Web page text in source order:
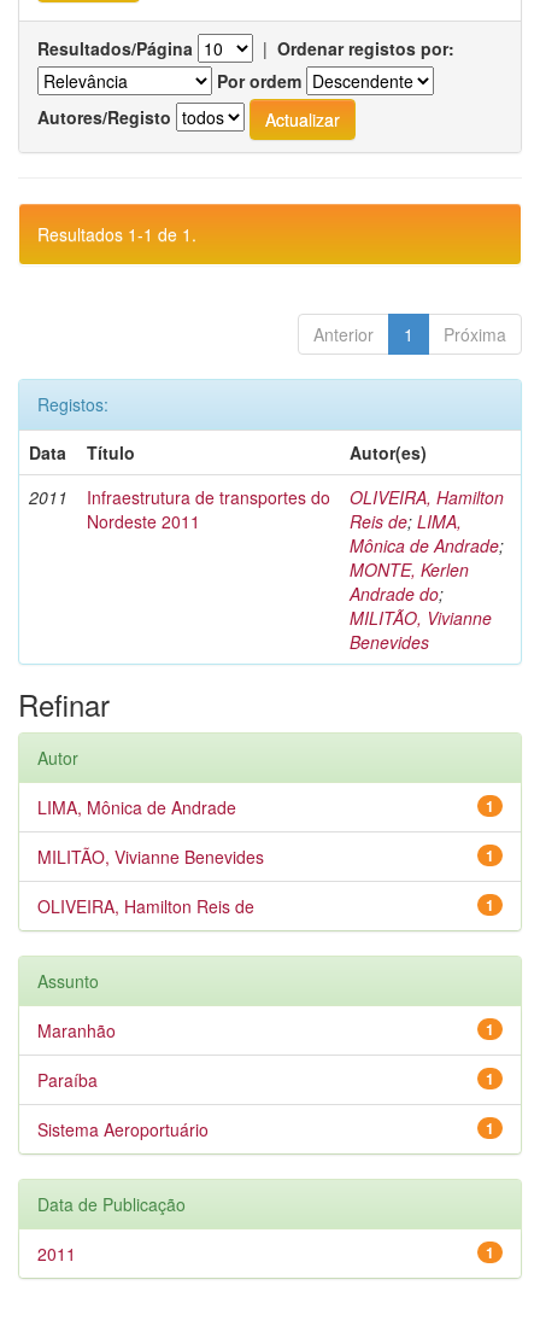
Resultados/Página | Ordenar registos por:
Por ordem
Autores/Registo
Resultados 1-1 de 1.
Anterior 1 Próxima
Registos:
Data
Título
Autor(es)
2011
Infraestrutura de transportes do
Nordeste 2011
OLIVEIRA, Hamilton
Reis de; LIMA,
Mônica de Andrade;
MONTE, Kerlen
Andrade do;
MILITÃO, Vivianne
Benevides
Refinar
Autor
1
LIMA, Mônica de Andrade
1
MILITÃO, Vivianne Benevides
1
OLIVEIRA, Hamilton Reis de
Assunto
1
Maranhão
1
Paraíba
1
Sistema Aeroportuário
Data de Publicação
1
2011